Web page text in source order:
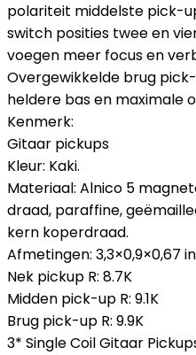
polariteit middelste pick-
switch posities twee en
voegen meer focus en
Overgewikkelde brug
heldere bas en maximale
Kenmerk:
Gitaar pickups
Kleur: Kaki.
Materiaal: Alnico 5
draad, paraffine,
kern koperdraad.
Afmetingen: 3,3×0,9×0,67
Nek pickup R: 8.7K
Midden pick-up R: 9.1K
Brug pick-up R: 9.9K
3* Single Coil Gitaar